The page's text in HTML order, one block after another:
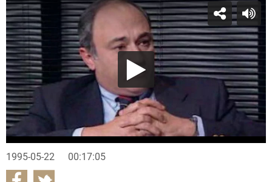
1995-05-22 00:17:05